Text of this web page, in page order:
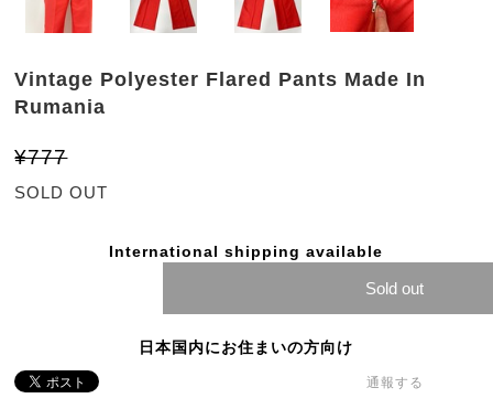
Vintage Polyester Flared Pants Made In
Rumania
¥777
SOLD OUT
International shipping available
Sold out
日本国内にお住まいの方向け
通報する